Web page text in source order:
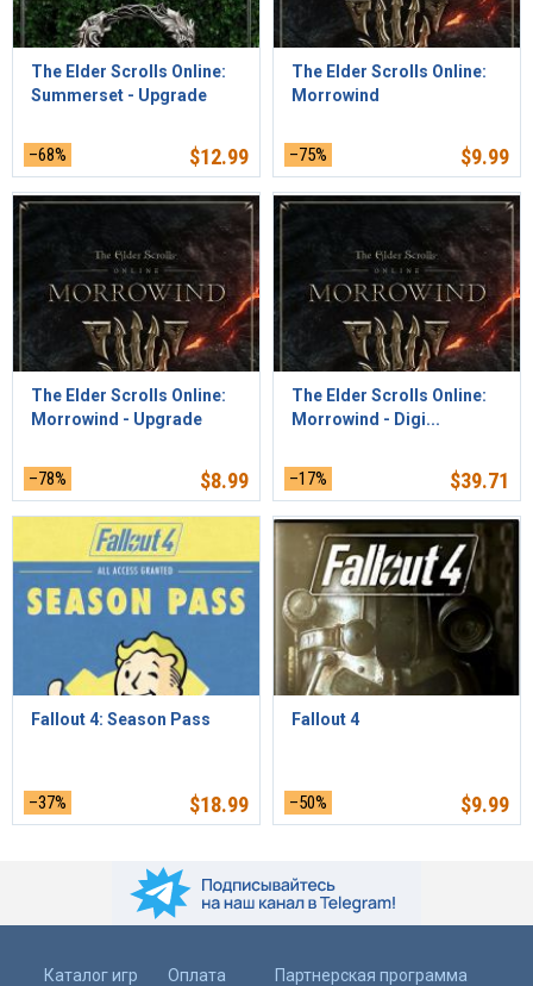
The Elder Scrolls Online:
Summerset - Upgrade
–68% $12.99
The Elder Scrolls Online:
Morrowind
–75% $9.99
The Elder Scrolls Online:
Morrowind - Upgrade
–78% $8.99
The Elder Scrolls Online:
Morrowind - Digi...
–17% $39.71
Fallout 4: Season Pass
–37% $18.99
Fallout 4
–50% $9.99
Каталог игр Оплата Партнерская программа